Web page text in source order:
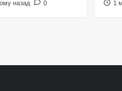
назад 0 1